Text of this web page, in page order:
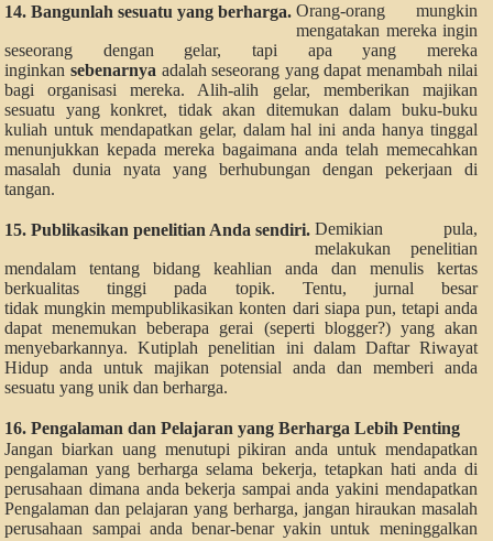
14. Bangunlah sesuatu yang berharga.Orang-orang mungkin
mengatakan mereka ingin
seseorang dengan gelar, tapi apa yang mereka
inginkansebenarnya adalah seseorang yang dapat menambah nilai
bagi organisasi mereka. Alih-alih gelar, memberikan majikan
sesuatu yang konkret, tidak akan ditemukan dalam buku-buku
kuliah untuk mendapatkan gelar, dalam hal ini anda hanya tinggal
menunjukkan kepada mereka bagaimana anda telah memecahkan
masalah dunia nyata yang berhubungan dengan pekerjaan di
tangan.
15. Publikasikan penelitian Anda sendiri.Demikian pula,
melakukan penelitian
mendalam tentang bidang keahlian anda dan menulis kertas
berkualitas tinggi pada topik. Tentu, jurnal besar
tidak mungkin mempublikasikan konten dari siapa pun, tetapi anda
dapat menemukan beberapa gerai (seperti blogger?) yang akan
menyebarkannya. Kutiplah penelitian ini dalam Daftar Riwayat
Hidup anda untuk majikan potensial anda dan memberi anda
sesuatu yang unik dan berharga.
16. Pengalaman dan Pelajaran yang Berharga Lebih Penting
Jangan biarkan uang menutupi pikiran anda untuk mendapatkan
pengalaman yang berharga selama bekerja, tetapkan hati anda di
perusahaan dimana anda bekerja sampai anda yakini mendapatkan
Pengalaman dan pelajaran yang berharga, jangan hiraukan masalah
perusahaan sampai anda benar-benar yakin untuk meninggalkan